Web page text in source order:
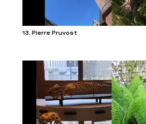
13. Pierre Pruvost